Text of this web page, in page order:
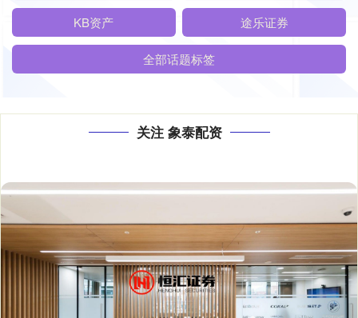
KB资产 途乐证券
全部话题标签
关注 象泰配资